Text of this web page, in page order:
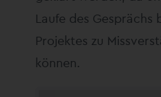
Laufe des Gesprächs
Projektes zu
können.